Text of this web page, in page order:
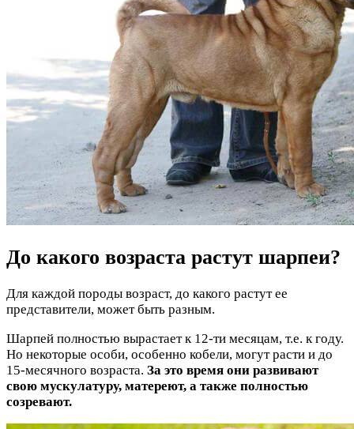
До какого возраста растут шарпеи?
Для каждой породы возраст, до какого растут ее
представители, может быть разным.
Шарпей полностью вырастает к 12-ти месяцам, т.е. к году.
Но некоторые особи, особенно кобели, могут расти и до
15-месячного возраста. За это время они развивают
свою мускулатуру, матереют, а также полностью
созревают.